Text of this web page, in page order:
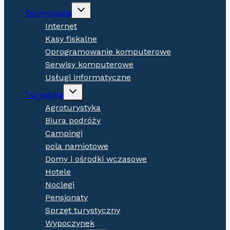
Technologia
Expand
menu
Internet
Kasy fiskalne
Oprogramowanie komputerowe
Serwisy komputerowe
Usługi informatyczne
Turystyka
Expand
Agroturystyka
Biura podróży
Campingi
pola namiotowe
Domy i ośrodki wczasowe
Hotele
Noclegi
Pensjonaty
Sprzęt turystyczny
Wypoczynek